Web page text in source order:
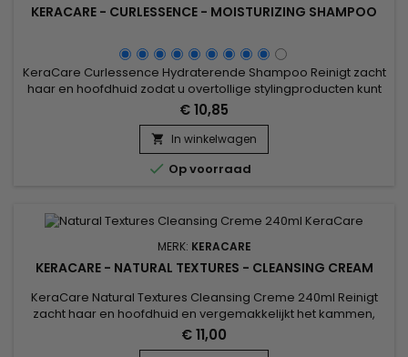
KERACARE - CURLESSENCE - MOISTURIZING SHAMPOO
KeraCare Curlessence Hydraterende Shampoo Reinigt zacht
haar en hoofdhuid zodat u overtollige stylingproducten kunt
verwijderen zonder al uw natuurlijke oliën te verwijderen !
Heerlijk hydrateert, ontwart en geeft glans.
€ 10,85
 In winkelwagen
 Op voorraad
MERK: KERACARE
KERACARE - NATURAL TEXTURES - CLEANSING CREAM
KeraCare Natural Textures Cleansing Creme 240ml Reinigt
zacht haar en hoofdhuid en vergemakkelijkt het kammen,
een sulfaatvrije hydraterende krulwas met Amla, Neem en
Shikakai (Ayurvedische) Botanicals plus Argan en Abyssinian
€ 11,00